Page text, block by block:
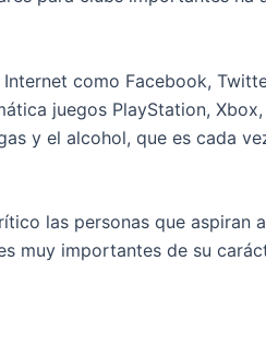
como Facebook,
juegos PlayStation,
y el alcohol, que es cada
las personas que aspiran
muy importantes de su